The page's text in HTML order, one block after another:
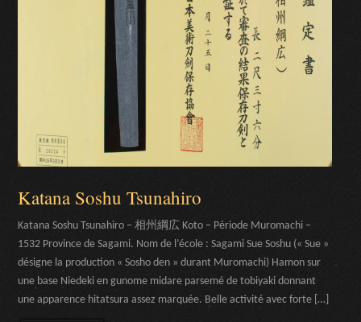
Katana Soshu Tsunahiro
Katana Soshu Tsunahiro – 相州綱広 Koto – Période Muromachi –
1532 Province de Sagami. Nom de l’école : Sagami Sue Soshu (« Sue »
désigne la production « Sosho den » durant Muromachi) Hamon sur
une base Niedeki en gunome midare parsemé de tobiyaki donnant
une apparence hitatsura assez marquée. Belle activité avec forte […]